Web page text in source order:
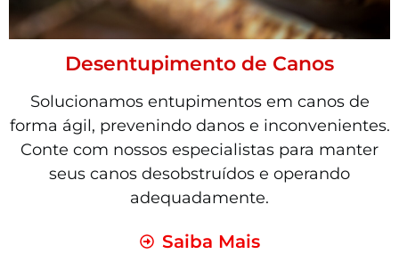
Desentupimento de Canos
Solucionamos entupimentos em canos de
forma ágil, prevenindo danos e inconvenientes.
Conte com nossos especialistas para manter
seus canos desobstruídos e operando
adequadamente.
Saiba Mais